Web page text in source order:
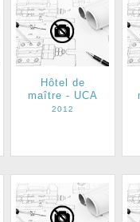
Hôtel de
maître - UCA
2012